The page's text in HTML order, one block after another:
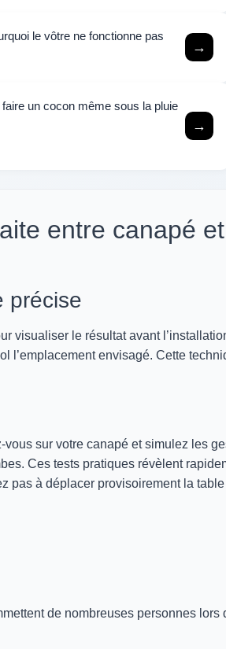
le vôtre ne fonctionne pas
→
un cocon même sous la pluie
→
entre canapé et
précise
visualiser le résultat avant
l’emplacement envisagé. Cette
sur votre canapé et simulez les
Ces tests pratiques révèlent
pas à déplacer provisoirement la table
de nombreuses personnes lors